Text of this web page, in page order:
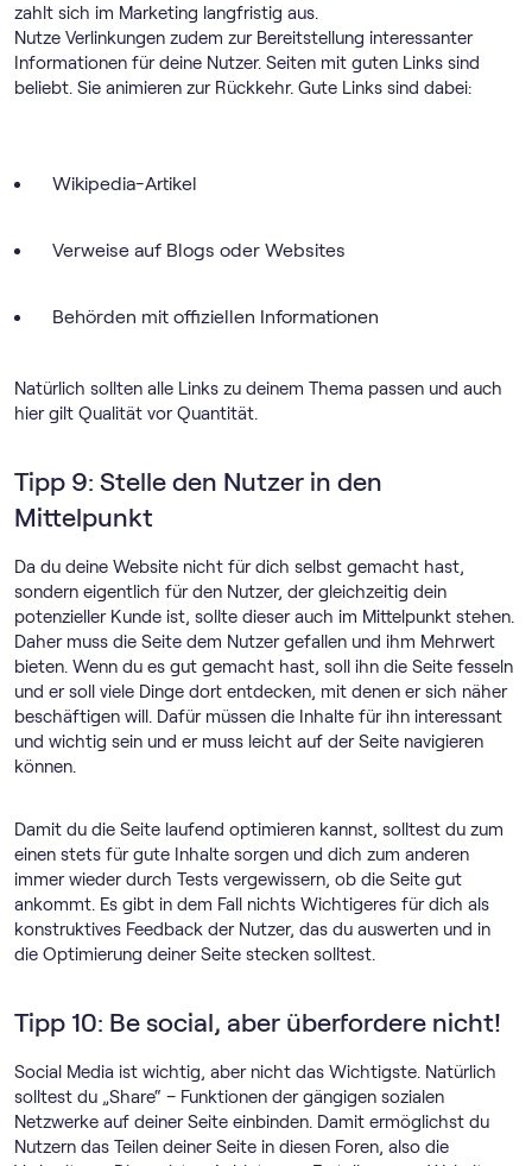
zahlt sich im Marketing langfristig aus.
Nutze Verlinkungen zudem zur Bereitstellung interessanter
Informationen für deine Nutzer. Seiten mit guten Links sind
beliebt. Sie animieren zur Rückkehr. Gute Links sind dabei:
Wikipedia-Artikel
Verweise auf Blogs oder Websites
Behörden mit offiziellen Informationen
Natürlich sollten alle Links zu deinem Thema passen und auch
hier gilt Qualität vor Quantität.
Tipp 9: Stelle den Nutzer in den
Mittelpunkt
Da du deine Website nicht für dich selbst gemacht hast,
sondern eigentlich für den Nutzer, der gleichzeitig dein
potenzieller Kunde ist, sollte dieser auch im Mittelpunkt stehen.
Daher muss die Seite dem Nutzer gefallen und ihm Mehrwert
bieten. Wenn du es gut gemacht hast, soll ihn die Seite fesseln
und er soll viele Dinge dort entdecken, mit denen er sich näher
beschäftigen will. Dafür müssen die Inhalte für ihn interessant
und wichtig sein und er muss leicht auf der Seite navigieren
können.
Damit du die Seite laufend optimieren kannst, solltest du zum
einen stets für gute Inhalte sorgen und dich zum anderen
immer wieder durch Tests vergewissern, ob die Seite gut
ankommt. Es gibt in dem Fall nichts Wichtigeres für dich als
konstruktives Feedback der Nutzer, das du auswerten und in
die Optimierung deiner Seite stecken solltest.
Tipp 10: Be social, aber überfordere nicht!
Social Media ist wichtig, aber nicht das Wichtigste. Natürlich
solltest du „Share“ – Funktionen der gängigen sozialen
Netzwerke auf deiner Seite einbinden. Damit ermöglichst du
Nutzern das Teilen deiner Seite in diesen Foren, also die